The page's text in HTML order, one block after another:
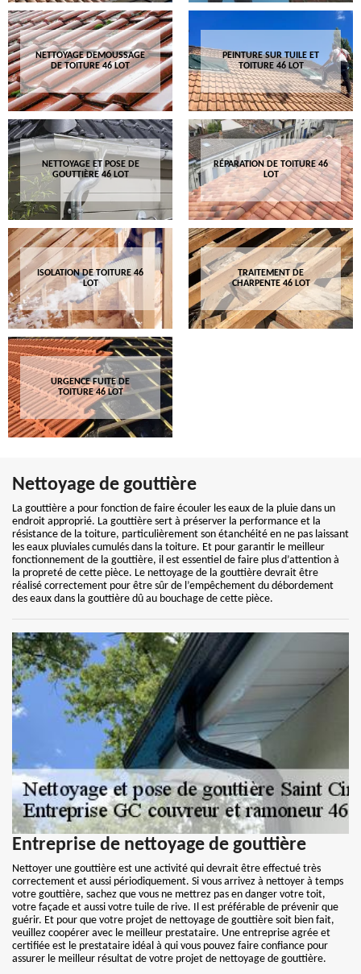
NETTOYAGE DEMOUSSAGE
DE TOITURE 46 LOT
PEINTURE SUR TUILE ET
TOITURE 46 LOT
NETTOYAGE ET POSE DE
GOUTTIÈRE 46 LOT
RÉPARATION DE TOITURE 46
LOT
ISOLATION DE TOITURE 46
LOT
TRAITEMENT DE
CHARPENTE 46 LOT
URGENCE FUITE DE
TOITURE 46 LOT
Nettoyage de gouttière
La gouttière a pour fonction de faire écouler les eaux de la pluie dans un
endroit approprié. La gouttière sert à préserver la performance et la
résistance de la toiture, particulièrement son étanchéité en ne pas laissant
les eaux pluviales cumulés dans la toiture. Et pour garantir le meilleur
fonctionnement de la gouttière, il est essentiel de faire plus d’attention à
la propreté de cette pièce. Le nettoyage de la gouttière devrait être
réalisé correctement pour être sûr de l’empêchement du débordement
des eaux dans la gouttière dû au bouchage de cette pièce.
Entreprise de nettoyage de gouttière
Nettoyer une gouttière est une activité qui devrait être effectué très
correctement et aussi périodiquement. Si vous arrivez à nettoyer à temps
votre gouttière, sachez que vous ne mettrez pas en danger votre toit,
votre façade et aussi votre tuile de rive. Il est préférable de prévenir que
guérir. Et pour que votre projet de nettoyage de gouttière soit bien fait,
veuillez coopérer avec le meilleur prestataire. Une entreprise agrée et
certifiée est le prestataire idéal à qui vous pouvez faire confiance pour
assurer le meilleur résultat de votre projet de nettoyage de gouttière.